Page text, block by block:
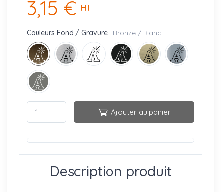
3,15 € HT
Couleurs Fond / Gravure : Bronze / Blanc
Ajouter au panier
Description produit